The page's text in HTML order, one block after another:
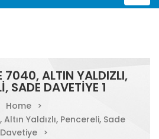
7040, ALTIN YALDIZLI,
SADE DAVETIYE 1
Home
>
Yaldızlı, Pencereli, Sade
Davetiye
>